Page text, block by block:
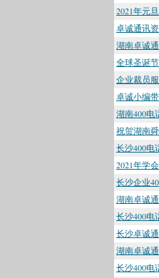
2021年元
卓诚通讯
湖南卓诚
全球圣诞
企业裁员
卓诚小编
湖南400电
祝贺湖南
长沙400电
2021年学
长沙企业
湖南卓诚
长沙400电
长沙卓诚
湖南卓诚
长沙400电